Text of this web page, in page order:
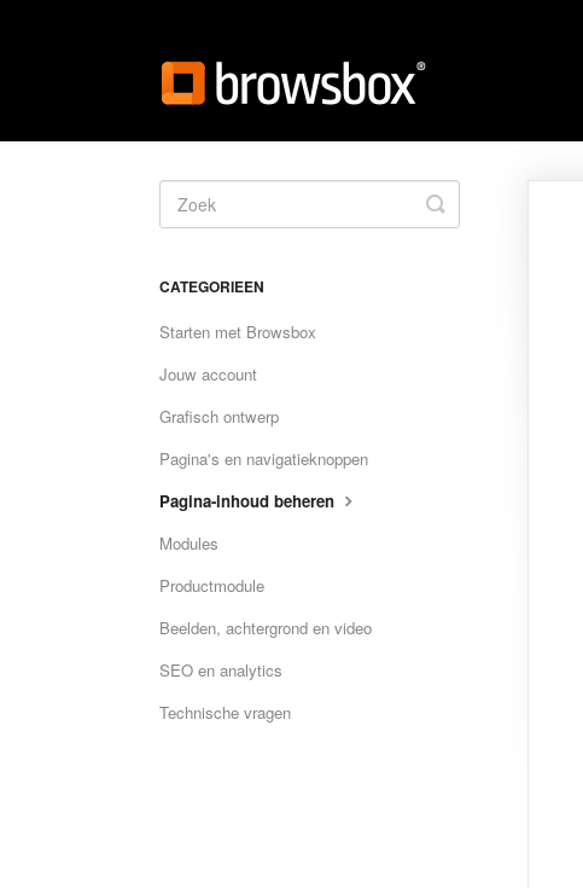
Toggle
Search
CATEGORIEEN
Starten met Browsbox
Jouw account
Grafisch ontwerp
Pagina's en navigatieknoppen
Pagina-inhoud beheren
Modules
Productmodule
Beelden, achtergrond en video
SEO en analytics
Technische vragen